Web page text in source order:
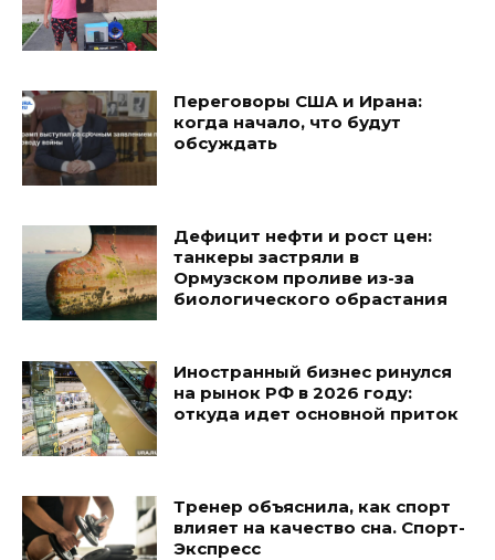
Переговоры США и Ирана:
когда начало, что будут
обсуждать
Дефицит нефти и рост цен:
танкеры застряли в
Ормузском проливе из-за
биологического обрастания
Иностранный бизнес ринулся
на рынок РФ в 2026 году:
откуда идет основной приток
Тренер объяснила, как спорт
влияет на качество сна. Спорт-
Экспресс